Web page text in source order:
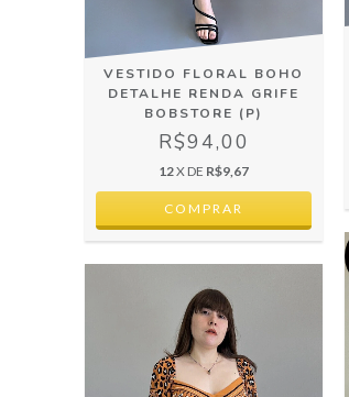
VESTIDO FLORAL BOHO
DETALHE RENDA GRIFE
BOBSTORE (P)
R$94,00
12X DE R$9,67